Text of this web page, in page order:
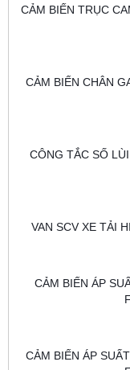
CẢM BIẾN TRỤC
CẢM BIẾN CHÂN
CÔNG TẮC SỐ
VAN SCV XE TẢI
CẢM BIẾN ÁP
CẢM BIẾN ÁP